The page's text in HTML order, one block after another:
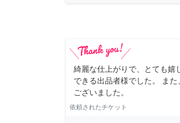
綺麗な仕上がりで、とても嬉
できる出品者様でした。 ま
ございました。
依頼されたチケット